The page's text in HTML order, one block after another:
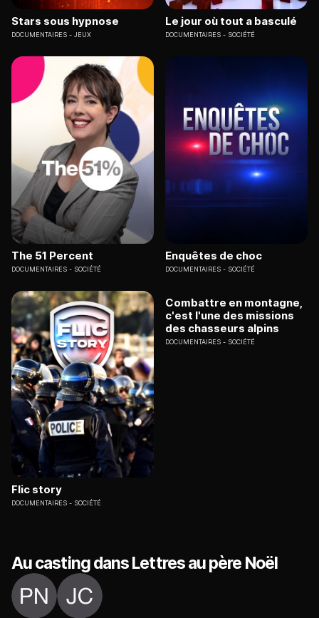
Stars sous hypnose
DOCUMENTAIRES JEUX
Le jour où tout a basculé
DOCUMENTAIRES SOCIÉTÉ
The 51 Percent
DOCUMENTAIRES SOCIÉTÉ
Enquêtes de choc
DOCUMENTAIRES SOCIÉTÉ
Flic story
DOCUMENTAIRES SOCIÉTÉ
Combattre en montagne,
c'est l'une des missions
des chasseurs alpins
DOCUMENTAIRES SOCIÉTÉ
Au casting dans Lettres au père Noël